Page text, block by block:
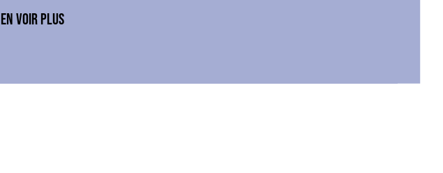
galerie d’hommes à bout de souffle,
ces figures s’agiter une dernière fois, avec
EN VOIR PLUS